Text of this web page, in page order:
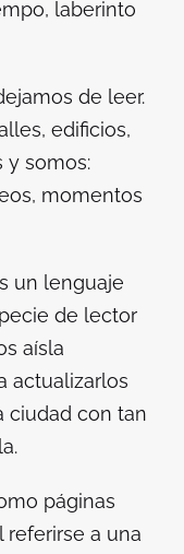
laberinto
de leer.
edificios,
y somos:
momentos
un lenguaje
de lector
aísla
actualizarlos
ciudad con tan
páginas
a una